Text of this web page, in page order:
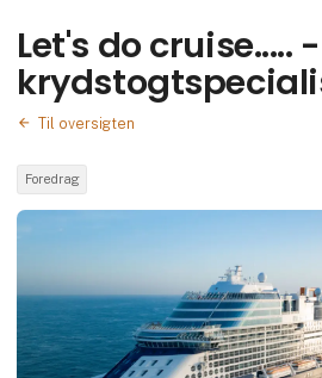
Let's do cruise.....
Til oversigten
Foredrag